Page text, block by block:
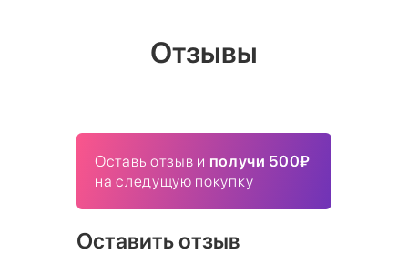
Отзывы
Оставь отзыв и получи 500₽
на следущую покупку
Оставить отзыв